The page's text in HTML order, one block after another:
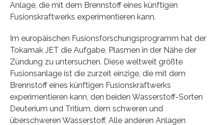
Anlage, die mit dem Brennstoff eines künftigen
Fusionskraftwerks experimentieren kann.
Im europäischen Fusionsforschungsprogramm hat der
Tokamak JET die Aufgabe, Plasmen in der Nähe der
Zündung zu untersuchen. Diese weltweit größte
Fusionsanlage ist die zurzeit einzige, die mit dem
Brennstoff eines künftigen Fusionskraftwerks
experimentieren kann, den beiden Wasserstoff-Sorten
Deuterium und Tritium, dem schweren und
überschweren Wasserstoff. Alle anderen Anlagen